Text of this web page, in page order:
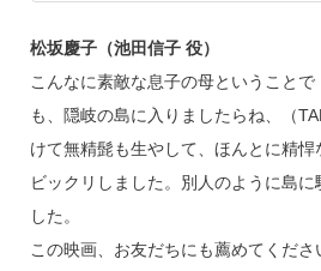
松坂慶子（池田信子 役）
こんなに素敵な息子の母ということ
も、隠岐の島に入りましたらね、（
けて無精髭も生やして、ほんとに精
ビックリしました。別人のように島に
した。
この映画、お友だちにも薦めてくだ